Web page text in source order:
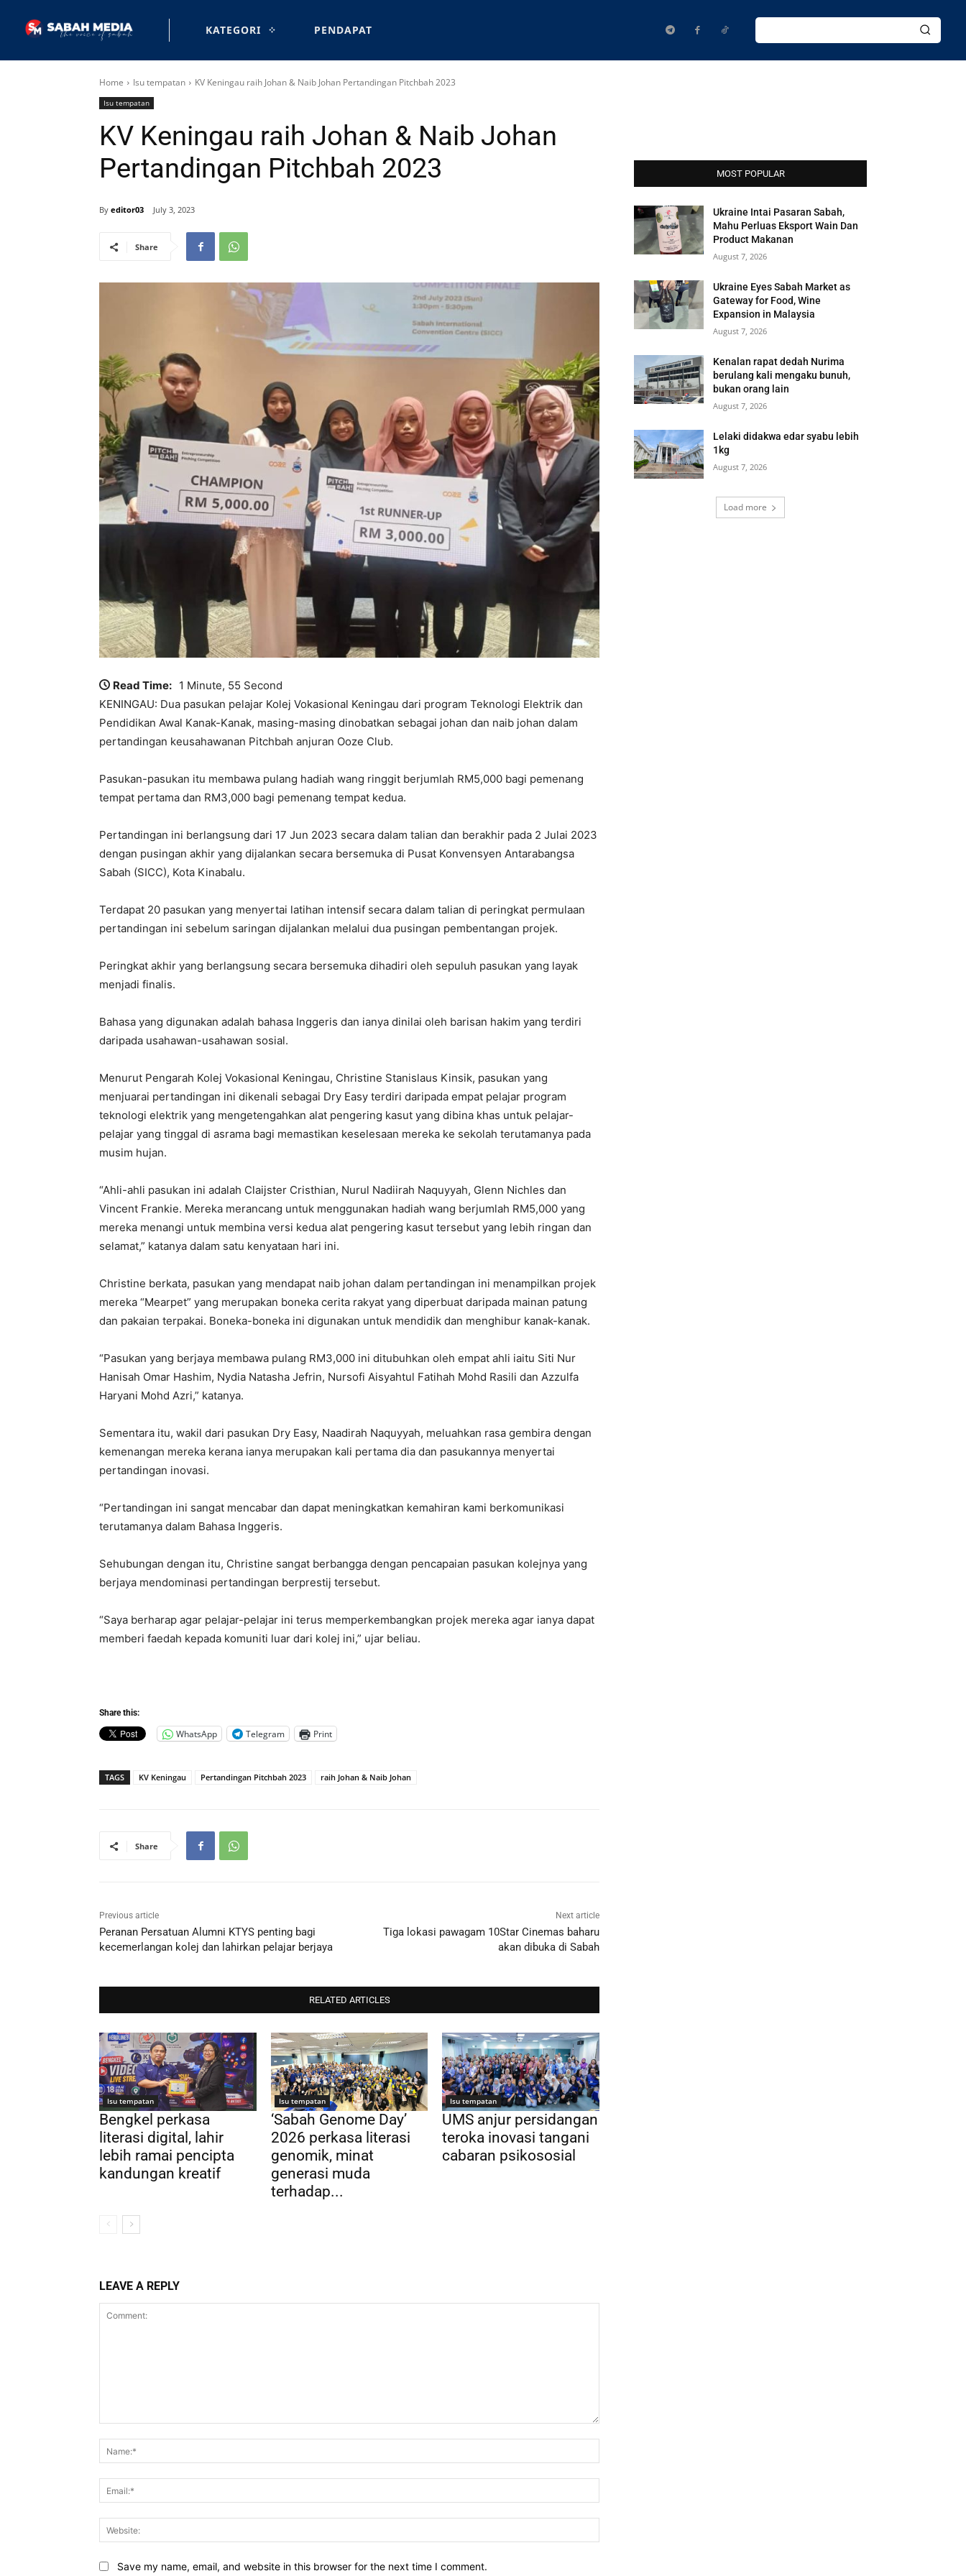
KATEGORI PENDAPAT
Home Isu tempatan KV Keningau raih Johan & Naib Johan Pertandingan Pitchbah 2023
Isu tempatan
KV Keningau raih Johan & Naib Johan
Pertandingan Pitchbah 2023
By editor03 July 3, 2023
Share
Read Time: 1 Minute, 55 Second
KENINGAU: Dua pasukan pelajar Kolej Vokasional Keningau dari program Teknologi Elektrik dan
Pendidikan Awal Kanak-Kanak, masing-masing dinobatkan sebagai johan dan naib johan dalam
pertandingan keusahawanan Pitchbah anjuran Ooze Club.
Pasukan-pasukan itu membawa pulang hadiah wang ringgit berjumlah RM5,000 bagi pemenang
tempat pertama dan RM3,000 bagi pemenang tempat kedua.
Pertandingan ini berlangsung dari 17 Jun 2023 secara dalam talian dan berakhir pada 2 Julai 2023
dengan pusingan akhir yang dijalankan secara bersemuka di Pusat Konvensyen Antarabangsa
Sabah (SICC), Kota Kinabalu.
Terdapat 20 pasukan yang menyertai latihan intensif secara dalam talian di peringkat permulaan
pertandingan ini sebelum saringan dijalankan melalui dua pusingan pembentangan projek.
Peringkat akhir yang berlangsung secara bersemuka dihadiri oleh sepuluh pasukan yang layak
menjadi finalis.
Bahasa yang digunakan adalah bahasa Inggeris dan ianya dinilai oleh barisan hakim yang terdiri
daripada usahawan-usahawan sosial.
Menurut Pengarah Kolej Vokasional Keningau, Christine Stanislaus Kinsik, pasukan yang
menjuarai pertandingan ini dikenali sebagai Dry Easy terdiri daripada empat pelajar program
teknologi elektrik yang mengetengahkan alat pengering kasut yang dibina khas untuk pelajar-
pelajar yang tinggal di asrama bagi memastikan keselesaan mereka ke sekolah terutamanya pada
musim hujan.
“Ahli-ahli pasukan ini adalah Claijster Cristhian, Nurul Nadiirah Naquyyah, Glenn Nichles dan
Vincent Frankie. Mereka merancang untuk menggunakan hadiah wang berjumlah RM5,000 yang
mereka menangi untuk membina versi kedua alat pengering kasut tersebut yang lebih ringan dan
selamat,” katanya dalam satu kenyataan hari ini.
Christine berkata, pasukan yang mendapat naib johan dalam pertandingan ini menampilkan projek
mereka “Mearpet” yang merupakan boneka cerita rakyat yang diperbuat daripada mainan patung
dan pakaian terpakai. Boneka-boneka ini digunakan untuk mendidik dan menghibur kanak-kanak.
“Pasukan yang berjaya membawa pulang RM3,000 ini ditubuhkan oleh empat ahli iaitu Siti Nur
Hanisah Omar Hashim, Nydia Natasha Jefrin, Nursofi Aisyahtul Fatihah Mohd Rasili dan Azzulfa
Haryani Mohd Azri,” katanya.
Sementara itu, wakil dari pasukan Dry Easy, Naadirah Naquyyah, meluahkan rasa gembira dengan
kemenangan mereka kerana ianya merupakan kali pertama dia dan pasukannya menyertai
pertandingan inovasi.
“Pertandingan ini sangat mencabar dan dapat meningkatkan kemahiran kami berkomunikasi
terutamanya dalam Bahasa Inggeris.
Sehubungan dengan itu, Christine sangat berbangga dengan pencapaian pasukan kolejnya yang
berjaya mendominasi pertandingan berprestij tersebut.
“Saya berharap agar pelajar-pelajar ini terus memperkembangkan projek mereka agar ianya dapat
memberi faedah kepada komuniti luar dari kolej ini,” ujar beliau.
Share this:
WhatsApp Telegram Print
TAGS KV Keningau Pertandingan Pitchbah 2023 raih Johan & Naib Johan
Share
Previous article
Peranan Persatuan Alumni KTYS penting bagi
kecemerlangan kolej dan lahirkan pelajar berjaya
Next article
Tiga lokasi pawagam 10Star Cinemas baharu
akan dibuka di Sabah
RELATED ARTICLES
Isu tempatan
Bengkel perkasa
literasi digital, lahir
lebih ramai pencipta
kandungan kreatif
Isu tempatan
‘Sabah Genome Day’
2026 perkasa literasi
genomik, minat
generasi muda
terhadap...
Isu tempatan
UMS anjur persidangan
teroka inovasi tangani
cabaran psikososial
LEAVE A REPLY
Save my name, email, and website in this browser for the next time I comment.
MOST POPULAR
Ukraine Intai Pasaran Sabah,
Mahu Perluas Eksport Wain Dan
Product Makanan
August 7, 2026
Ukraine Eyes Sabah Market as
Gateway for Food, Wine
Expansion in Malaysia
August 7, 2026
Kenalan rapat dedah Nurima
berulang kali mengaku bunuh,
bukan orang lain
August 7, 2026
Lelaki didakwa edar syabu lebih
1kg
August 7, 2026
Load more